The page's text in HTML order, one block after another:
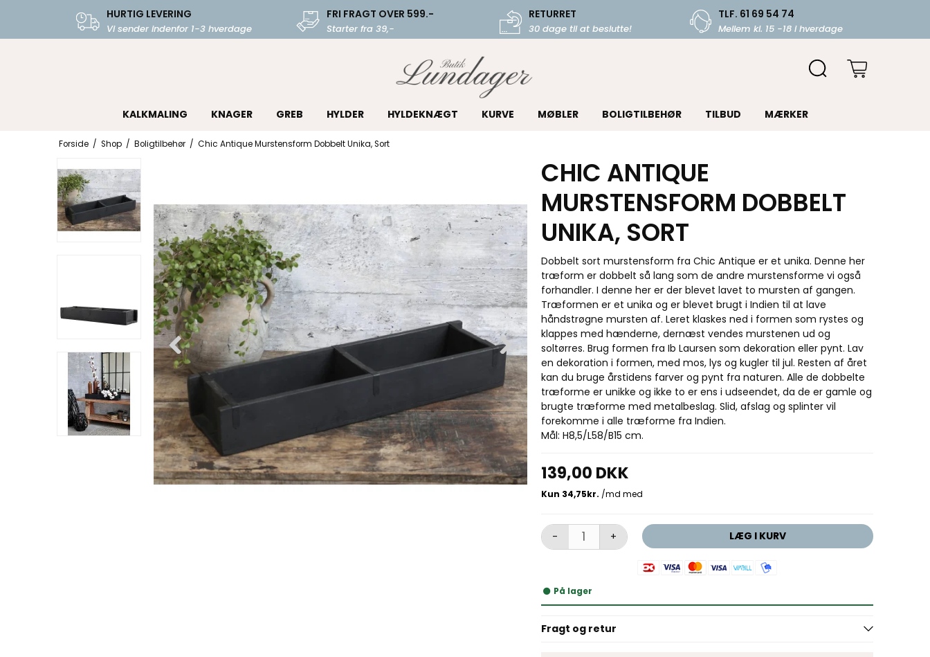
HURTIG LEVERING
Vi sender indenfor 1-3 hverdage
FRI FRAGT OVER 599.-
Starter fra 39,-
RETURRET
30 dage til at beslutte!
TLF. 61 69 54 74
Mellem kl. 15 -18 i hverdage
KALKMALING KNAGER GREB HYLDER HYLDEKNÆGT KURVE MØBLER BOLIGTILBEHØR TILBUD MÆRKER
Forside / Shop / Boligtilbehør / Chic Antique Murstensform Dobbelt Unika, Sort
CHIC ANTIQUE
MURSTENSFORM DOBBELT
UNIKA, SORT
Dobbelt sort murstensform fra Chic Antique er et unika. Denne her
træform er dobbelt så lang som de andre murstensforme vi også
forhandler. I denne her er der blevet lavet to mursten af gangen.
Træformen er et unika og er blevet brugt i Indien til at lave
håndstrøgne mursten af. Leret klaskes ned i formen som rystes og
klappes med hænderne, dernæst vendes murstenen ud og
soltørres. Brug formen fra Ib Laursen som dekoration eller pynt. Lav
en dekoration i formen, med mos, lys og kugler til jul. Resten af året
kan du bruge årstidens farver og pynt fra naturen. Alle de dobbelte
træforme er unikke og ikke to er ens i udseendet, da de er gamle og
brugte træforme med metalbeslag. Slid, afslag og splinter vil
forekomme i alle træforme fra Indien.
Mål: H8,5/L58/B15 cm.
139,00 DKK
- + LÆG I KURV
På lager
Fragt og retur